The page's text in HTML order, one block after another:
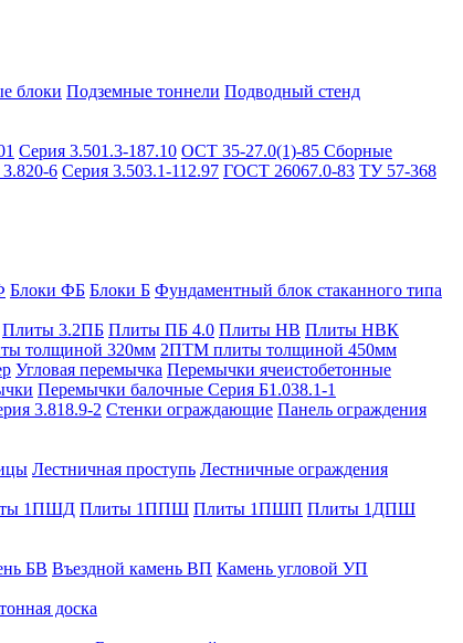
блоки Подземные тоннели Подводный стенд
Серия 3.501.3-187.10 ОСТ 35-27.0(1)-85 Сборные
6 Серия 3.503.1-112.97 ГОСТ 26067.0-83 ТУ 57-368
Блоки ФБ Блоки Б Фундаментный блок стаканного типа
Плиты 3.2ПБ Плиты ПБ 4.0 Плиты НВ Плиты НВК
толщиной 320мм 2ПТМ плиты толщиной 450мм
Угловая перемычка Перемычки ячеистобетонные
Перемычки балочные Серия Б1.038.1-1
3.818.9-2 Стенки ограждающие Панель ограждения
Лестничная проступь Лестничные ограждения
1ПШД Плиты 1ППШ Плиты 1ПШП Плиты 1ДПШ
БВ Въездной камень ВП Камень угловой УП
доска